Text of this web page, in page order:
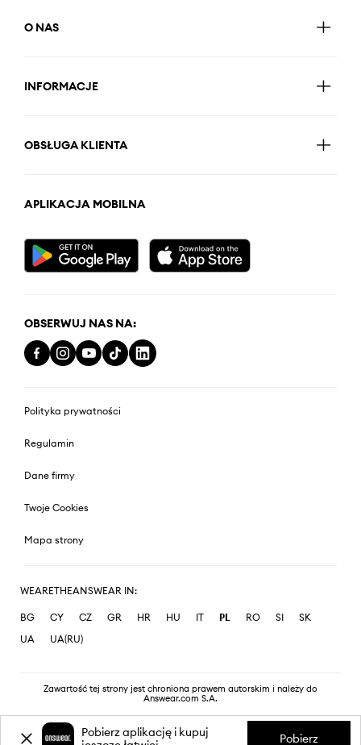
O NAS
INFORMACJE
OBSŁUGA KLIENTA
APLIKACJA MOBILNA
OBSERWUJ NAS NA:
Polityka prywatności
Regulamin
Dane firmy
Twoje Cookies
Mapa strony
WEARETHEANSWEAR IN:
BG CY CZ GR HR HU IT PL RO SI
SK
UA
UA(RU)
Zawartość tej strony jest chroniona prawem autorskim i należy do
Answear.com S.A.
Pobierz aplikację i kupuj
Pobierz